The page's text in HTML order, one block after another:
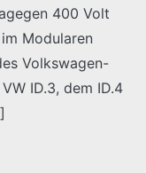
400 Volt
Modularen
Volkswagen-
ID.3, dem ID.4